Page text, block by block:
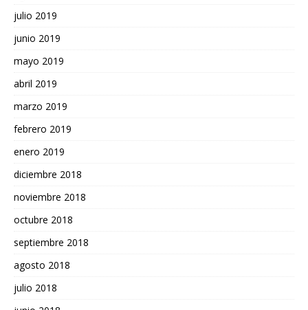
julio 2019
junio 2019
mayo 2019
abril 2019
marzo 2019
febrero 2019
enero 2019
diciembre 2018
noviembre 2018
octubre 2018
septiembre 2018
agosto 2018
julio 2018